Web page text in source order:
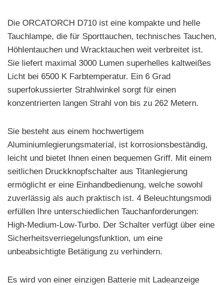
Die ORCATORCH D710 ist eine kompakte und helle
Tauchlampe, die für Sporttauchen, technisches Tauchen,
Höhlentauchen und Wracktauchen weit verbreitet ist.
Sie liefert maximal 3000 Lumen superhelles kaltweißes
Licht bei 6500 K Farbtemperatur. Ein 6 Grad
superfokussierter Strahlwinkel sorgt für einen
konzentrierten langen Strahl von bis zu 262 Metern.
Sie besteht aus einem hochwertigem
Aluminiumlegierungsmaterial, ist korrosionsbeständig,
leicht und bietet Ihnen einen bequemen Griff. Mit einem
seitlichen Druckknopfschalter aus Titanlegierung
ermöglicht er eine Einhandbedienung, welche sowohl
zuverlässig als auch praktisch ist. 4 Beleuchtungsmodi
erfüllen Ihre unterschiedlichen Tauchanforderungen:
High-Medium-Low-Turbo. Der Schalter verfügt über eine
Sicherheitsverriegelungsfunktion, um eine
unbeabsichtigte Betätigung zu verhindern.
Es wird von einer einzigen Batterie mit Ladeanzeige